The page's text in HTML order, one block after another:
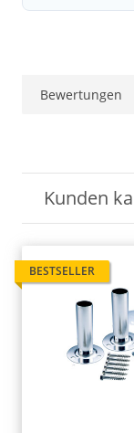
Bewertungen
Kunden
BESTSELLER